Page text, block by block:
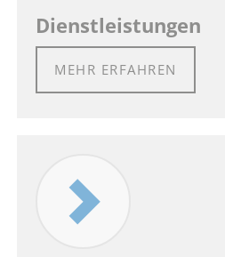
Dienstleistungen
MEHR ERFAHREN